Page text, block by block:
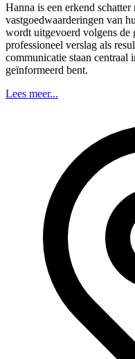
Hanna is een erkend
vastgoedwaarderingen van
wordt uitgevoerd volgens de
professioneel verslag als
communicatie staan centraal
geïnformeerd bent.
Lees meer...